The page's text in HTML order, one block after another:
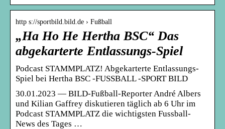
http s://sportbild.bild.de › Fußball
„Ha Ho He Hertha BSC“ Das
abgekarterte Entlassungs-Spiel
Podcast STAMMPLATZ! Abgekarterte Entlassungs-
Spiel bei Hertha BSC -FUSSBALL -SPORT BILD
30.01.2023 — BILD-Fußball-Reporter André Albers
und Kilian Gaffrey diskutieren täglich ab 6 Uhr im
Podcast STAMMPLATZ die wichtigsten Fussball-
News des Tages …